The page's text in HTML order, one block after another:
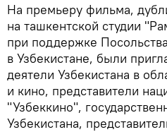
На премьеру фильма,
на ташкентской студии
при поддержке
в Узбекистане, были
деятели Узбекистана в
и кино, представители
"Узбеккино",
Узбекистана,